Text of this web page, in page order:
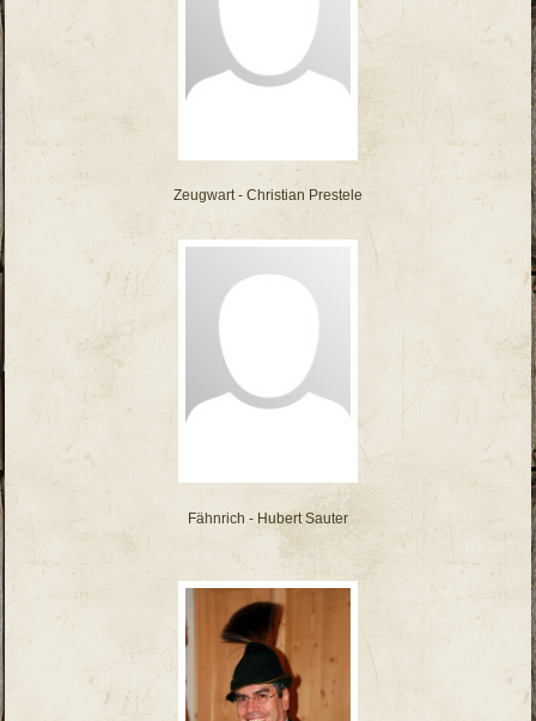
Zeugwart - Christian Prestele
Fähnrich - Hubert Sauter